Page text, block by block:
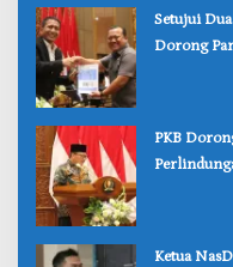
‎Setujui
Dorong
‎PKB
‎Ketua